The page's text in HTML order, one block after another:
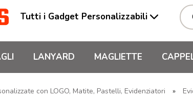
Tutti i Gadget Personalizzabili
LANYARD MAGLIETTE
con LOGO, Matite, Pastelli, Evidenziatori »